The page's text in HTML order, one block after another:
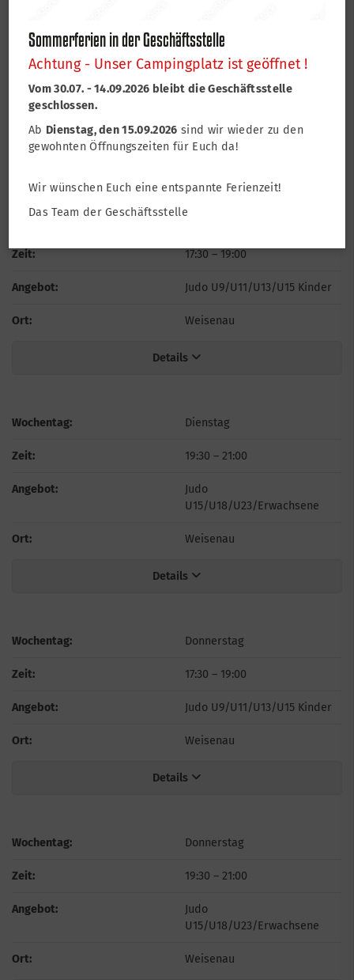
Angebot: Judo Anfaenger Kinder (SAG)
Zeit: 17:30 – 19:00
Angebot: Judo U9/U11/U13/U15 Kinder
Ort: Weisenau
Details
Wochentag: Dienstag
Zeit: 19:30 – 21:00
Angebot:
Judo
U15/U18/U23/Erwachsene
Ort: Weisenau
Details
Wochentag: Donnerstag
Zeit: 17:30 – 19:00
Angebot: Judo U9/U11/U13/U15 Kinder
Ort: Weisenau
Details
Wochentag: Donnerstag
Zeit: 19:30 – 21:00
Angebot:
Judo
U15/U18/U23/Erwachsene
Ort: Weisenau
Sommerferien in der Geschäftsstelle
Achtung - Unser Campingplatz ist geöffnet !
Vom 30.07. - 14.09.2026 bleibt die Geschäftsstelle
geschlossen.
Ab Dienstag, den 15.09.2026 sind wir wieder zu den
gewohnten Öffnungszeiten für Euch da!
Wir wünschen Euch eine entspannte Ferienzeit!
Das Team der Geschäftsstelle